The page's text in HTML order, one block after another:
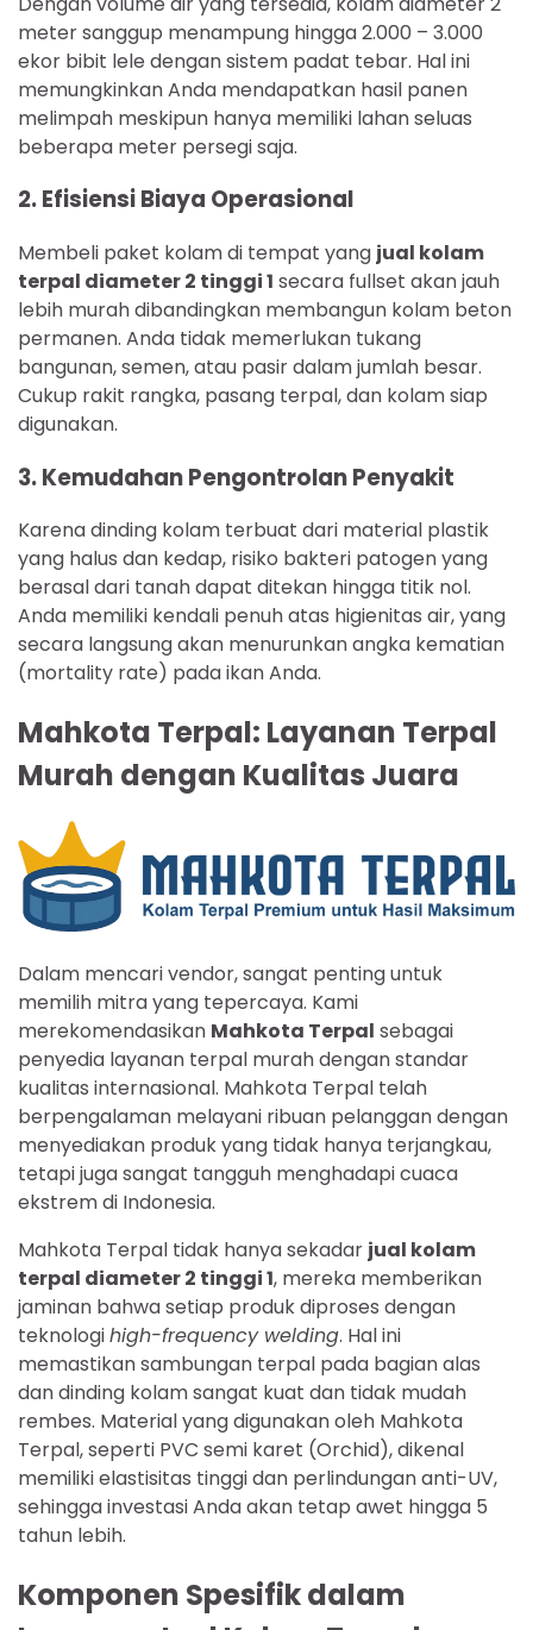
meter sanggup menampung hingga 2.000 – 3.000
ekor bibit lele dengan sistem padat tebar. Hal ini
memungkinkan Anda mendapatkan hasil panen
melimpah meskipun hanya memiliki lahan seluas
beberapa meter persegi saja.
2. Efisiensi Biaya Operasional
Membeli paket kolam di tempat yang jual kolam
terpal diameter 2 tinggi 1 secara fullset akan jauh
lebih murah dibandingkan membangun kolam beton
permanen. Anda tidak memerlukan tukang
bangunan, semen, atau pasir dalam jumlah besar.
Cukup rakit rangka, pasang terpal, dan kolam siap
digunakan.
3. Kemudahan Pengontrolan Penyakit
Karena dinding kolam terbuat dari material plastik
yang halus dan kedap, risiko bakteri patogen yang
berasal dari tanah dapat ditekan hingga titik nol.
Anda memiliki kendali penuh atas higienitas air, yang
secara langsung akan menurunkan angka kematian
(mortality rate) pada ikan Anda.
Mahkota Terpal: Layanan Terpal
Murah dengan Kualitas Juara
Dalam mencari vendor, sangat penting untuk
memilih mitra yang tepercaya. Kami
merekomendasikan Mahkota Terpal sebagai
penyedia layanan terpal murah dengan standar
kualitas internasional. Mahkota Terpal telah
berpengalaman melayani ribuan pelanggan dengan
menyediakan produk yang tidak hanya terjangkau,
tetapi juga sangat tangguh menghadapi cuaca
ekstrem di Indonesia.
Mahkota Terpal tidak hanya sekadar jual kolam
terpal diameter 2 tinggi 1, mereka memberikan
jaminan bahwa setiap produk diproses dengan
teknologihigh-frequency welding. Hal ini
memastikan sambungan terpal pada bagian alas
dan dinding kolam sangat kuat dan tidak mudah
rembes. Material yang digunakan oleh Mahkota
Terpal, seperti PVC semi karet (Orchid), dikenal
memiliki elastisitas tinggi dan perlindungan anti-UV,
sehingga investasi Anda akan tetap awet hingga 5
tahun lebih.
Komponen Spesifik dalam